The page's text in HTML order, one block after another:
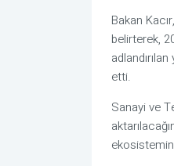
Bakan
belirterek,
etti.
Sanayi ve